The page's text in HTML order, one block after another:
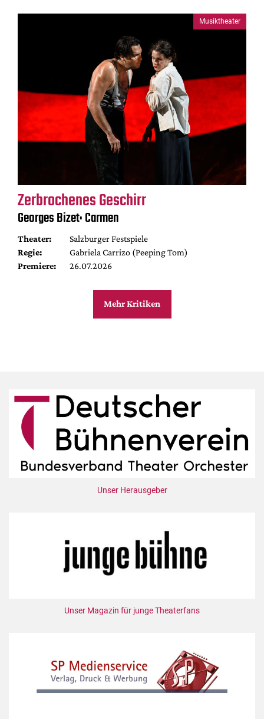
Musiktheater
Zerbrochenes Geschirr
Georges Bizet: Carmen
Theater:
Salzburger Festspiele
Regie:
Gabriela Carrizo (Peeping Tom)
Premiere:
26.07.2026
Mehr Kritiken
Unser Herausgeber
Unser Magazin für junge Theaterfans